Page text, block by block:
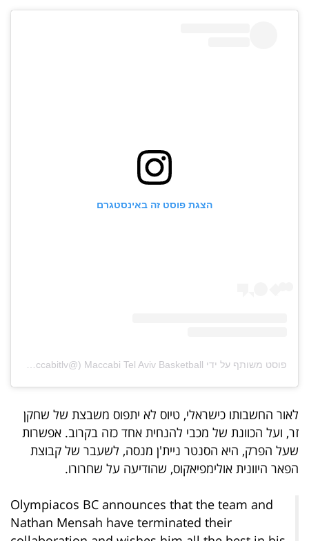
פעולה
הצגת פוסט זה באינסטגרם
פוסט משותף על ידי ‏‎Maccabi Tel Aviv Basketball‎‏ (@‏‎maccabitlv‎‏)
לאור החשבותו כישראלי, טיוס לא יתפוס משבצת של שחקן
זר, ועל הכוונת של מכבי להנחית אחד כזה בקרוב. אפשרות
שעל הפרק, היא הסנטר ניית'ן מנסה, לשעבר של קבוצת
הפאר היוונית אולימפיאקוס, שהודיעה על שחרורו.
Olympiacos BC announces that the team and
Nathan Mensah have terminated their